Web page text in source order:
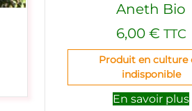
Aneth Bio
6,00 € TTC
Produit en culture
indisponible
En savoir plus